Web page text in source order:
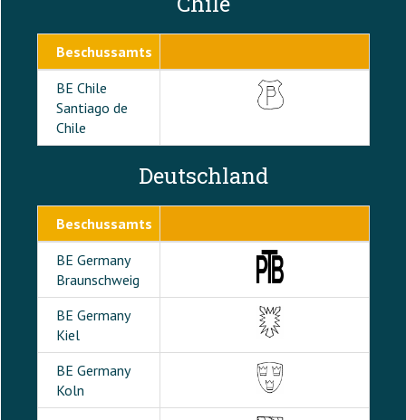
Beschussamts
BE Chile
Santiago de
Chile
Deutschland
Beschussamts
BE Germany
Braunschweig
BE Germany
Kiel
BE Germany
Koln